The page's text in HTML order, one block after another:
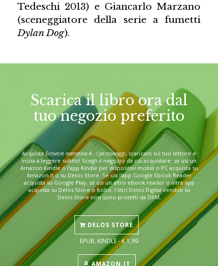
Tedeschi 2013) e Giancarlo Marzano
(sceneggiatore della serie a fumetti
Dylan Dog).
Scarica il libro ora dal
tuo negozio preferito
AcquistaScrivere narrativa 4 - I personaggi, scaricalo sul tuo lettore e
inizia a leggere subito! Scegli il negozio da cui acquistare: se usi un
Amazon Kindle o l'app Kindle per dispositivi mobili o PC acquista su
Amazon.it o su Delos Store. Se usi l'app Google Ebook Reader
acquista su Google Play, se usi un altro ebook reader o altre app
acquista su Delos Store o Kobo. I libri Delos Digital venduti su
Delos Store non sono protetti da DRM.
DELOS STORE
EPUB, KINDLE - € 1,99
AMAZON.IT